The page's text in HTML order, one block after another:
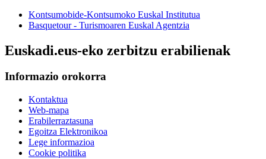
Kontsumobide-Kontsumoko Euskal Institutua
Basquetour - Turismoaren Euskal Agentzia
Euskadi.eus-eko zerbitzu erabilienak
Informazio orokorra
Kontaktua
Web-mapa
Erabilerraztasuna
Egoitza Elektronikoa
Lege informazioa
Cookie politika